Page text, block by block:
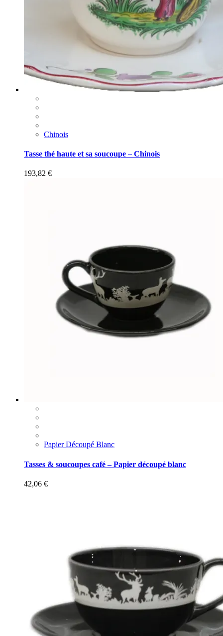
Chinois
Tasse thé haute et sa soucoupe – Chinois
193,82 €
Papier Découpé Blanc
Tasses & soucoupes café – Papier découpé blanc
42,06 €